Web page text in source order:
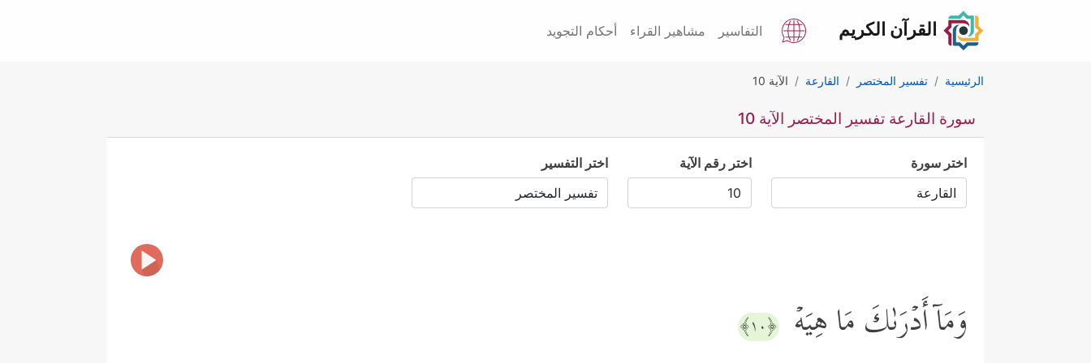
القرآن الكريم التفاسير مشاهير القراء أحكام التجويد
الرئيسية تفسير المختصر القارعة الآية 10
سورة القارعة تفسير المختصر الآية 10
اختر سورة اختر رقم الآية اختر التفسير
وَمَاۤ أَدۡرَىٰكَ مَا هِیَهۡ ﴿١٠﴾